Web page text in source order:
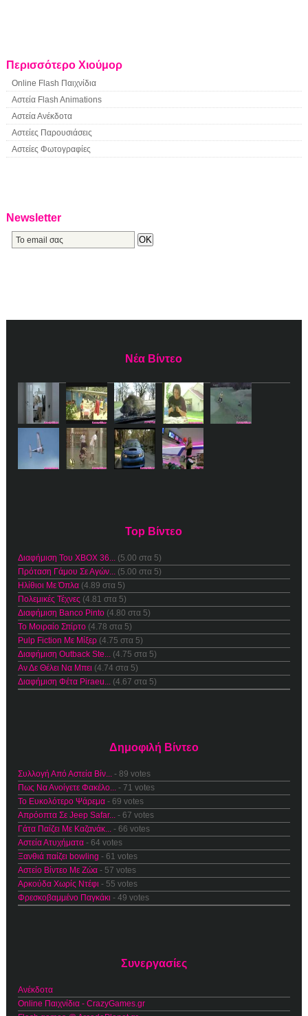
Περισσότερο Χιούμορ
Online Flash Παιχνίδια
Αστεία Flash Animations
Αστεία Ανέκδοτα
Αστείες Παρουσιάσεις
Αστείες Φωτογραφίες
Newsletter
Νέα Βίντεο
Top Βίντεο
Διαφήμιση Του XBOX 36...
(5.00 στα 5)
Πρόταση Γάμου Σε Αγών...
(5.00 στα 5)
Ηλίθιοι Με Όπλα (4.89 στα 5)
Πολεμικές Τέχνες (4.81 στα 5)
Διαφήμιση Banco Pinto (4.80 στα 5)
Το Μοιραίο Σπίρτο (4.78 στα 5)
Pulp Fiction Με Μίξερ (4.75 στα 5)
Διαφήμιση Outback Ste...
(4.75 στα 5)
Αν Δε Θέλει Να Μπει (4.74 στα 5)
Διαφήμιση Φέτα Piraeu...
(4.67 στα 5)
Δημοφιλή Βίντεο
Συλλογή Από Αστεία Βίν... - 89 votes
Πως Να Ανοίγετε Φακέλο... - 71 votes
Το Ευκολότερο Ψάρεμα - 69 votes
Απρόοπτα Σε Jeep Safar... - 67 votes
Γάτα Παίζει Με Καζανάκ... - 66 votes
Αστεία Ατυχήματα - 64 votes
Ξανθιά παίζει bowling - 61 votes
Αστείο Βίντεο Με Ζώα - 57 votes
Αρκούδα Χωρίς Ντέφι - 55 votes
Φρεσκοβαμμένο Παγκάκι - 49 votes
Συνεργασίες
Ανέκδοτα
Online Παιχνίδια - CrazyGames.gr